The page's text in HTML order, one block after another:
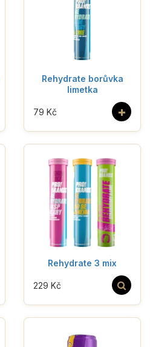
Rehydrate borůvka
limetka
+
79 Kč
Rehydrate 3 mix
229 Kč